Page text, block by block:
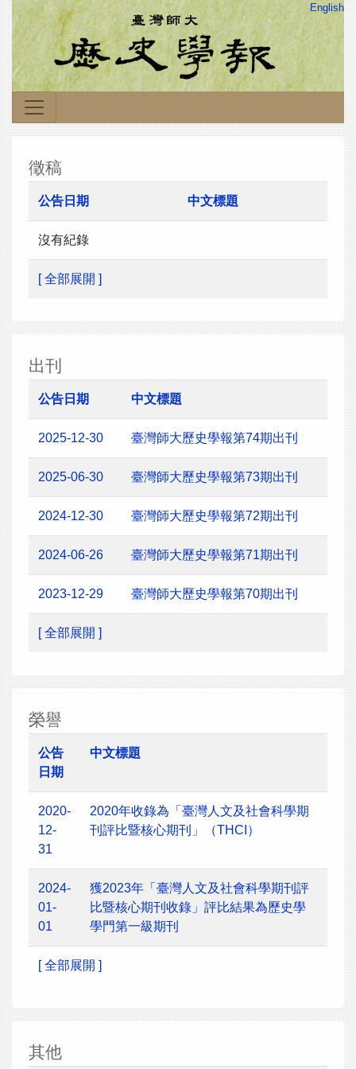
English
徵稿
公告日期 中文標題
沒有紀錄
[ 全部展開 ]
出刊
公告日期 中文標題
2025-12-30 臺灣師大歷史學報第74期出刊
2025-06-30 臺灣師大歷史學報第73期出刊
2024-12-30 臺灣師大歷史學報第72期出刊
2024-06-26 臺灣師大歷史學報第71期出刊
2023-12-29 臺灣師大歷史學報第70期出刊
[ 全部展開 ]
榮譽
公告
日期
中文標題
2020-
12-
31
2020年收錄為「臺灣人文及社會科學期
刊評比暨核心期刊」（THCI）
2024-
01-
01
獲2023年「臺灣人文及社會科學期刊評
比暨核心期刊收錄」評比結果為歷史學
學門第一級期刊
[ 全部展開 ]
其他